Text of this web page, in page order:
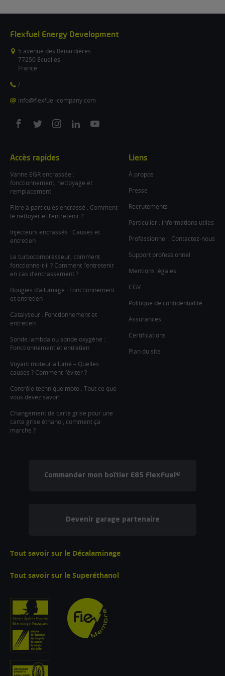
Flexfuel Energy Development
5 avenue des Renardières
77250 Ecuelles
France
/
info@flexfuel-company.com
On
On
On
On
On
Accès rapides
Vanne EGR encrassée :
fonctionnement, nettoyage et
remplacement
Filtre à particules encrassé : Comment
le nettoyer et l’entretenir ?
Injecteurs encrassés : Causes et
entretien
Le turbocompresseur, comment
fonctionne-t-il ? Comment l’entretenir
en cas d’encrassement ?
Bougies d’allumage : Fonctionnement
et entretien
Catalyseur : Fonctionnement et
entretien
Sonde lambda ou sonde oxygène :
Fonctionnement et entretien
Voyant moteur allumé – Quelles
causes ? Comment l’éviter ?
Contrôle technique moto : Tout ce que
vous devez savoir
Changement de carte grise pour une
carte grise éthanol, comment ça
marche ?
Liens
À propos
Presse
Recrutements
Particulier : informations utiles
Professionnel : Contactez-nous
Support professionnel
Mentions légales
CGV
Politique de confidentialité
Assurances
Certifications
Plan du site
Commander mon boîtier E85 FlexFuel®
Devenir garage partenaire
Tout savoir sur le Décalaminage
Tout savoir sur le Superéthanol